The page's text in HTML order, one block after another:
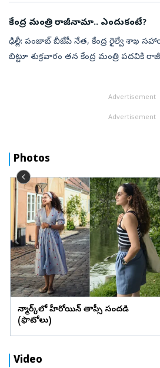
కేంద్ర మంత్రి రాజీనామా.. ఎందుకంటే?
ఢిల్లీ: పంజాబ్ బీజేపీ నేత, కేంద్ర రైల్వే శాఖ
బిట్టూ శుక్రవారం తన కేంద్ర మంత్రి
Advertisement
Advertisement
Photos
డెన్మార్క్‌లో హీరోయిన్ తాప్సీ సందడి
(ఫొటోలు)
Video